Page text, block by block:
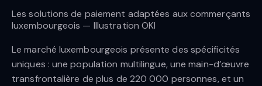
Les solutions de paiement adaptées aux commerçants
luxembourgeois — Illustration OKI
Le marché luxembourgeois présente des spécificités
uniques : une population multilingue, une main-d’œuvre
transfrontalière de plus de 220 000 personnes, et un